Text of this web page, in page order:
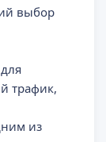
выбор
трафик,
из